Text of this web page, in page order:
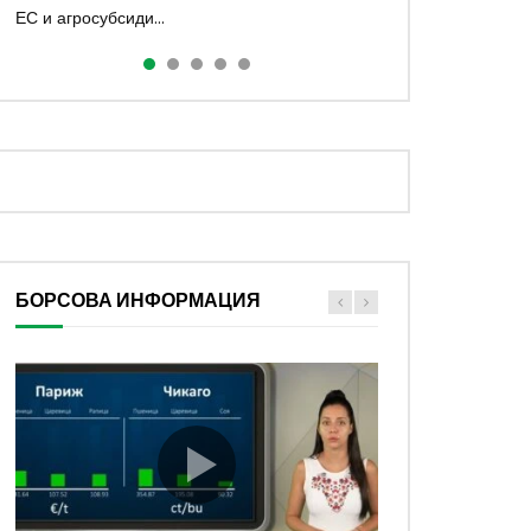
ЕС и агросубсиди...
аграрният...
малинопроизводството и международ...
полз...
БОРСОВА ИНФОРМАЦИЯ